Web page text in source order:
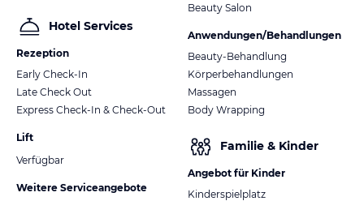
Hotel Services
Rezeption
Early Check-In
Late Check Out
Express Check-In & Check-Out
Lift
Verfügbar
Weitere Serviceangebote
Beauty Salon
Anwendungen/Behandlungen
Beauty-Behandlung
Körperbehandlungen
Massagen
Body Wrapping
Familie & Kinder
Angebot für Kinder
Kinderspielplatz